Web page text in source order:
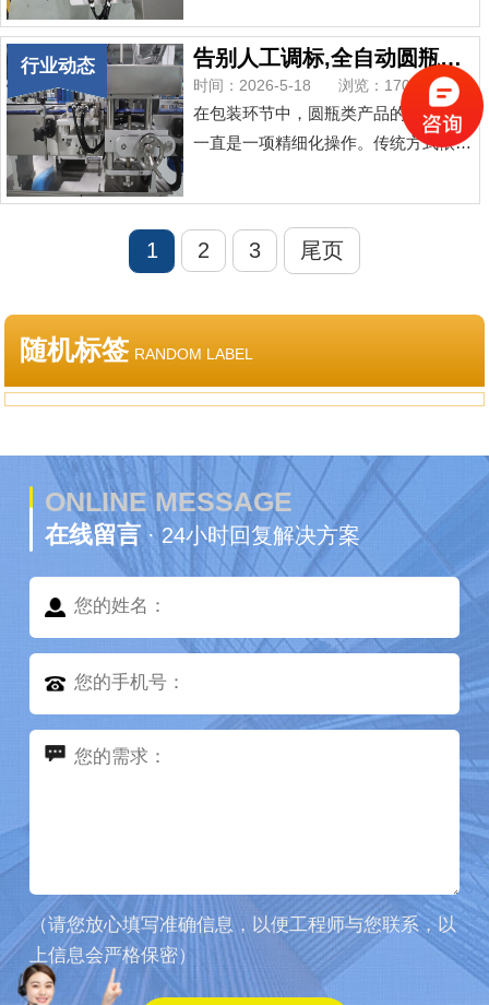
气泡则多由覆标压力不...
半自动设备难以保证每瓶红酒的标签角
度与高度完全统一，尤其在批量生产
时，轻微偏差就可能影响整体包装效
果。全自动红酒贴标机的应用，为酒水
企业提供了一种高效且精准的解决方
机驱动、标带同步控制与高精...
行业动态 告别人工调标,全自动圆瓶定位贴标机高速稳定省人工
时间：2026-5-18 浏览：170次
在包装环节中，圆瓶类产品的标签贴附
一直是一项精细化操作。传统方式依赖
容易出现贴标偏差。随着自动化设备的
普及，越来越多的企业开始采用全自动
圆瓶定位贴标机方案。新一代定位贴标
瓶体位置和旋转角度，无需人工反复校
准。设备运行过程中，标签定位精度
1 2 3 尾页
随机标签 RANDOM LABEL
ONLINE MESSAGE
在线留言· 24小时回复解决方案
（请您放心填写准确信息，以便工程师与您联系，以
上信息会严格保密）